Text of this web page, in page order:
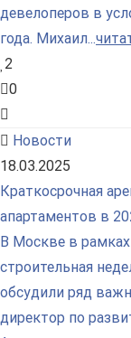
девелоперов в
года. Михаил...
2
0
Новости
18.03.2025
Краткосрочная
апартаментов в
В Москве в
строительная
обсудили ряд
директор по